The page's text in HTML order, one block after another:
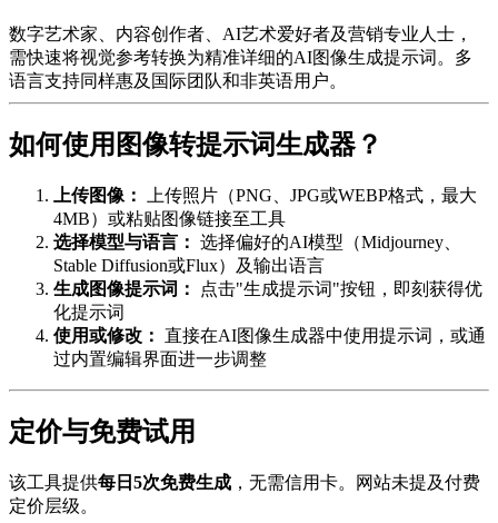
数字艺术家、内容创作者、AI艺术爱好者及营销专业人士，
需快速将视觉参考转换为精准详细的AI图像生成提示词。多
语言支持同样惠及国际团队和非英语用户。
如何使用图像转提示词生成器？
上传图像：
上传照片（PNG、JPG或WEBP格式，最大
4MB）或粘贴图像链接至工具
选择模型与语言： 选择偏好的AI模型（Midjourney、
Stable Diffusion或Flux）及输出语言
生成图像提示词：
点击"生成提示词"按钮，即刻获得优
化提示词
使用或修改： 直接在AI图像生成器中使用提示词，或通
过内置编辑界面进一步调整
定价与免费试用
该工具提供每日5次免费生成 ，无需信用卡。网站未提及付费
定价层级。